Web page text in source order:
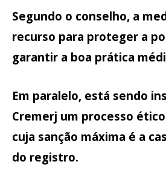
Segundo o conselho, a
recurso para proteger a
garantir a boa prática
Em paralelo, está sendo
Cremerj um processo
cuja sanção máxima é a
do registro.